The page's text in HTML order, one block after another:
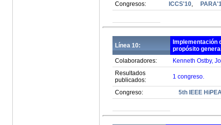
Congresos:
ICCS'10,
Línea 10:
Implementación
propósito
Colaboradores:
Kenneth Ostby,
Resultados
publicados:
1 congreso.
Congreso: 5th IEEE